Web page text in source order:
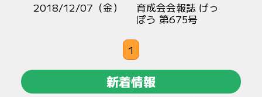
2018/12/07（金）
育成会会報誌 げっ
ぽう 第675号
1
新着情報